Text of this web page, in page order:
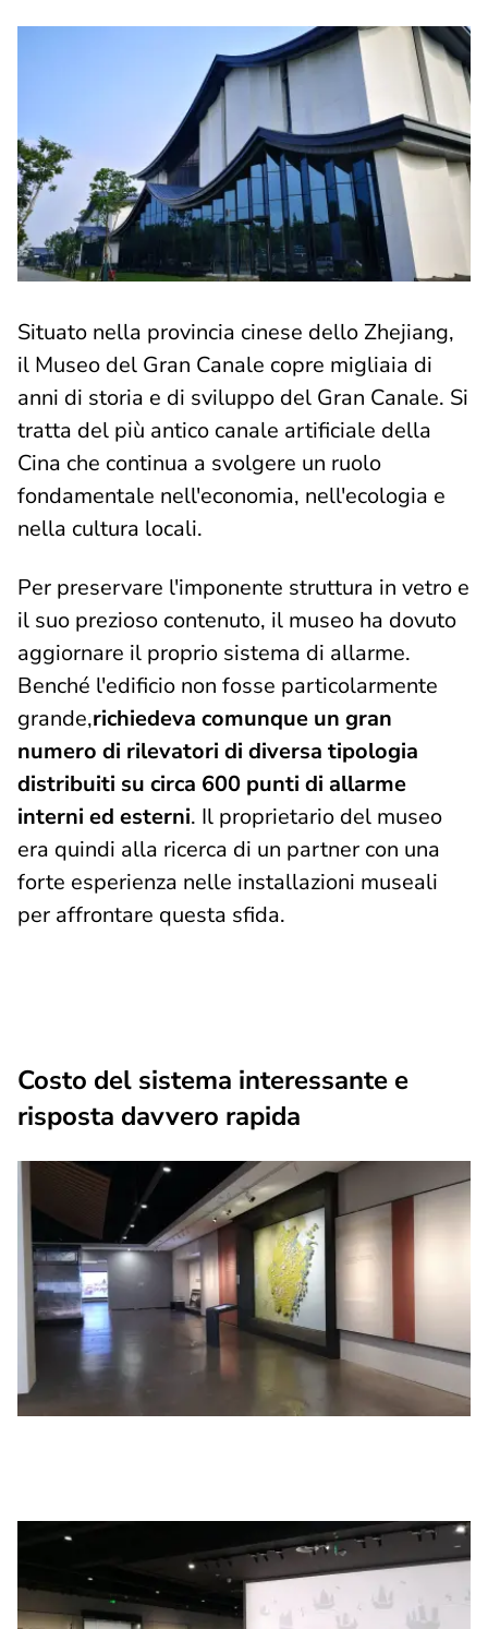
Situato nella provincia cinese dello Zhejiang,
il Museo del Gran Canale copre migliaia di
anni di storia e di sviluppo del Gran Canale. Si
tratta del più antico canale artificiale della
Cina che continua a svolgere un ruolo
fondamentale nell'economia, nell'ecologia e
nella cultura locali.
Per preservare l'imponente struttura in vetro e
il suo prezioso contenuto, il museo ha dovuto
aggiornare il proprio sistema di allarme.
Benché l'edificio non fosse particolarmente
grande,richiedeva comunque un gran
numero di rilevatori di diversa tipologia
distribuiti su circa 600 punti di allarme
interni ed esterni. Il proprietario del museo
era quindi alla ricerca di un partner con una
forte esperienza nelle installazioni museali
per affrontare questa sfida.
Costo del sistema interessante e
risposta davvero rapida